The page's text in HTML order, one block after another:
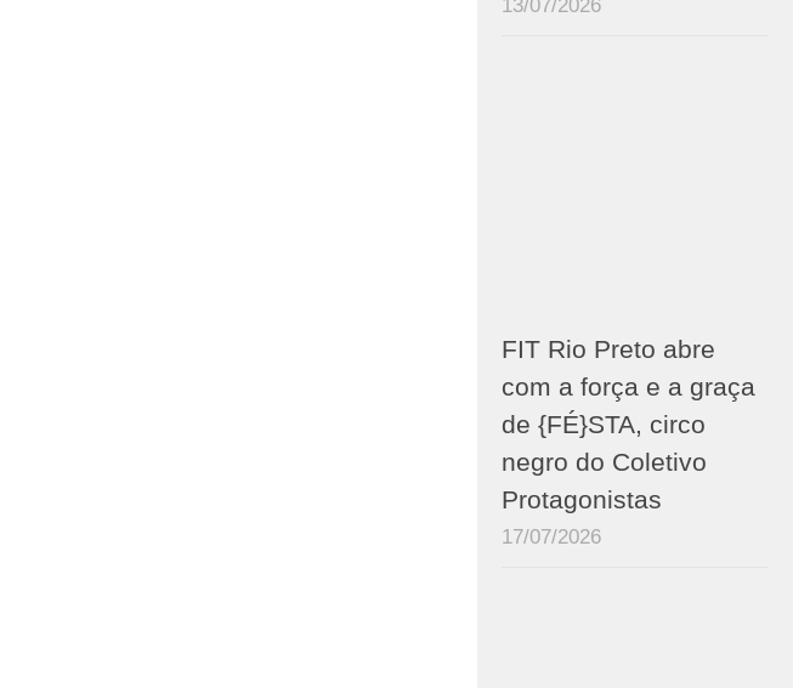
13/07/2026
FIT Rio Preto abre
com a força e a graça
de {FÉ}STA, circo
negro do Coletivo
Protagonistas
17/07/2026